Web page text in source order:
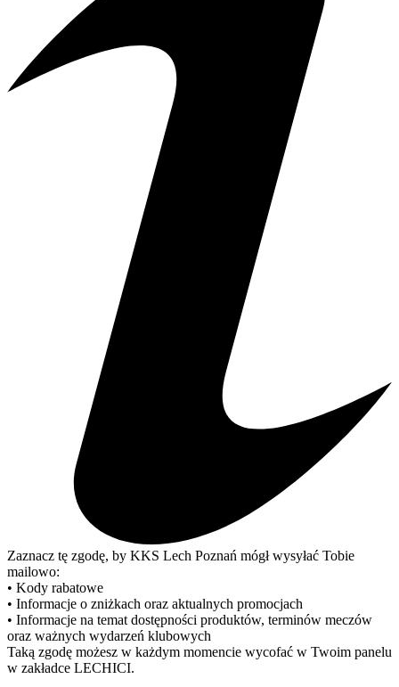
Zaznacz tę zgodę, by KKS Lech Poznań mógł wysyłać Tobie
mailowo:
• Kody rabatowe
• Informacje o zniżkach oraz aktualnych promocjach
• Informacje na temat dostępności produktów, terminów meczów
oraz ważnych wydarzeń klubowych
Taką zgodę możesz w każdym momencie wycofać w Twoim panelu
w zakładce LECHICI.